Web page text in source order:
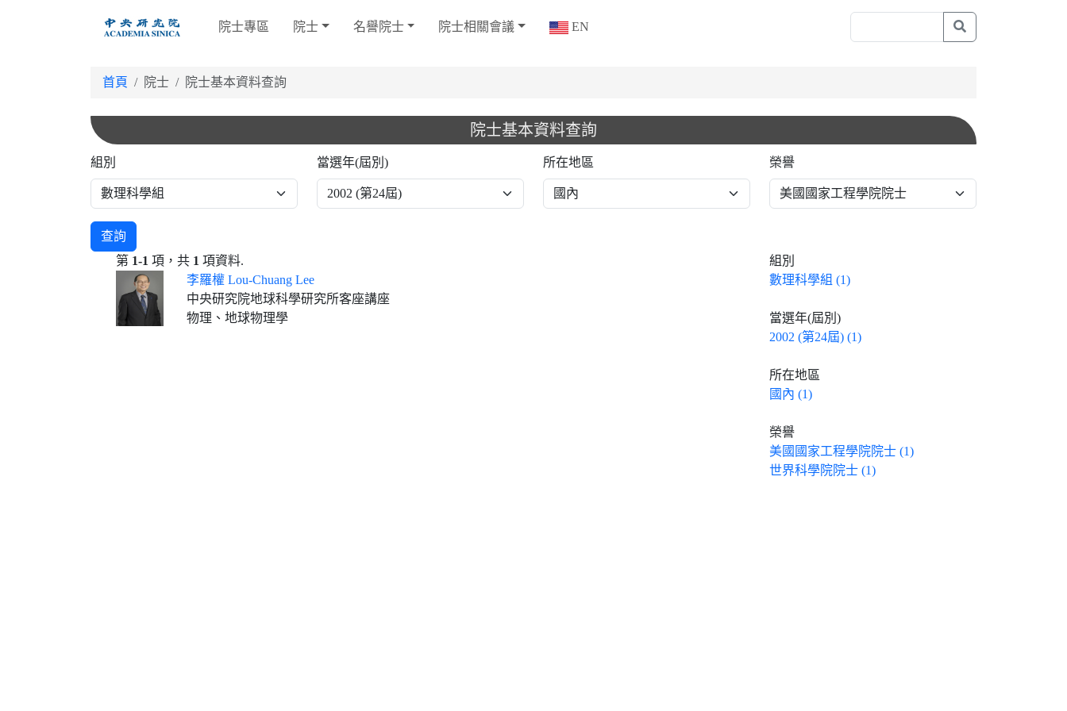
院士專區 院士 名譽院士 院士相關會議 EN
首頁 院士 院士基本資料查詢
院士基本資料查詢
組別 當選年(屆別) 所在地區 榮譽
查詢
第 1-1 項，共 1 項資料.
李羅權 Lou-Chuang Lee
中央研究院地球科學研究所客座講座
物理、地球物理學
組別
數理科學組 (1)
當選年(屆別)
2002 (第24屆) (1)
所在地區
國內 (1)
榮譽
美國國家工程學院院士 (1)
世界科學院院士 (1)